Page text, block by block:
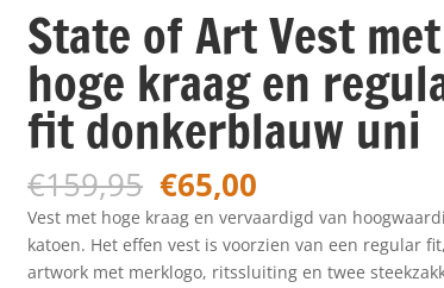
State of Art Vest met
hoge kraag en
fit donkerblauw uni
€159,95 Oorspronkelijke
prijs
was:
€159,95.
€65,00
prijs
is:
€65,00.
Vest met hoge kraag en vervaardigd van
katoen. Het effen vest is voorzien van een regular
artwork met merklogo, ritssluiting en twee